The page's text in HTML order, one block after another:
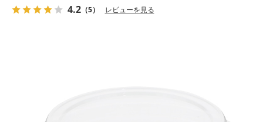
4.2（5） レビューを見る